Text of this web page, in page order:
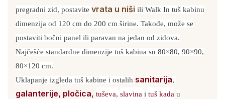
pregradni zid, postavite vrata u niši ili Walk In tuš kabinu
dimenzija od 120 cm do 200 cm širine. Takođe, može se
postaviti bočni panel ili paravan na jedan od zidova.
Najčešće standardne dimenzije tuš kabina su 80×80, 90×90,
80×120 cm.
Uklapanje izgleda tuš kabine i ostalih sanitarija,
galanterije, pločica, tuševa, slavina i tuš kada u